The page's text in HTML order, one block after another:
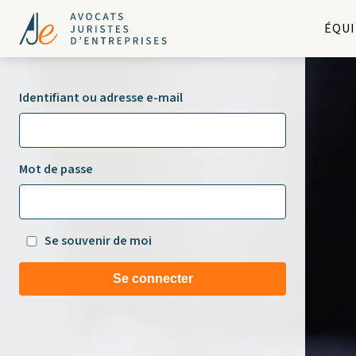
Identifiant ou adresse e-mail
Mot de passe
Se souvenir de moi